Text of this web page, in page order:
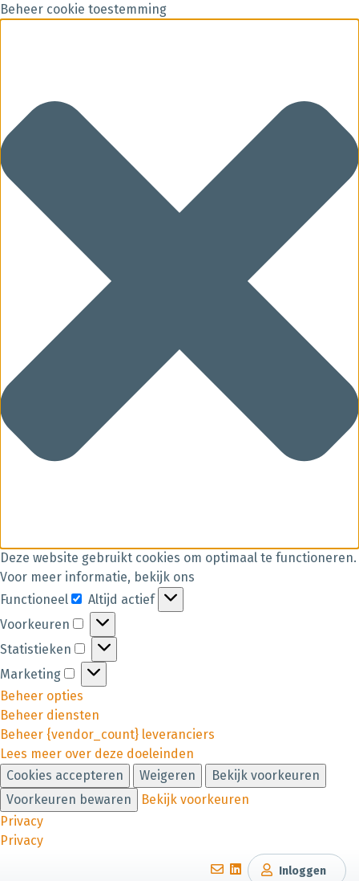
Beheer cookie toestemming
Deze website gebruikt cookies om optimaal te functioneren.
Voor meer informatie, bekijk ons
Functioneel
Altijd actief
Voorkeuren
Statistieken
Marketing
Beheer opties
Beheer diensten
Beheer {vendor_count} leveranciers
Lees meer over deze doeleinden
Cookies accepteren
Weigeren
Bekijk voorkeuren
Voorkeuren bewaren
Bekijk voorkeuren
Privacy
Privacy
Inloggen